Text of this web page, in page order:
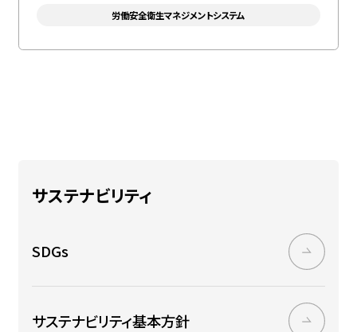
労働安全衛生マネジメントシステム
サステナビリティ
SDGs
サステナビリティ基本方針